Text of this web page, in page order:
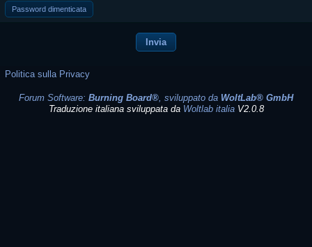
Password dimenticata
Politica sulla Privacy
Forum Software: Burning Board®, sviluppato da WoltLab® GmbH
Traduzione italiana sviluppata da Woltlab italiaV2.0.8